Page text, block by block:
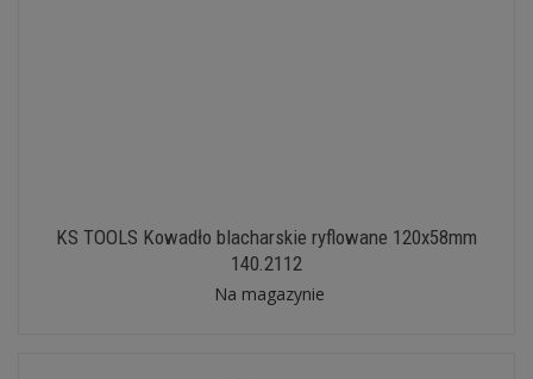
KS TOOLS Kowadło blacharskie ryflowane 120x58mm
140.2112
Na magazynie